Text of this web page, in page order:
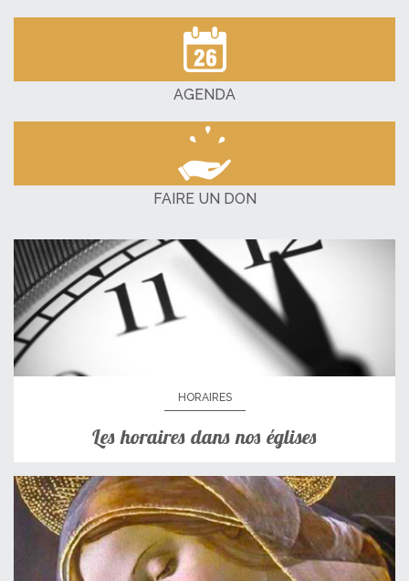
AGENDA
FAIRE UN DON
HORAIRES
Les horaires dans nos églises